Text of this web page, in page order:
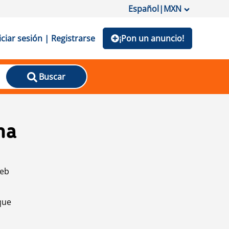
Español|MXN
sesión | Registrarse ¡Pon un anuncio!
Buscar